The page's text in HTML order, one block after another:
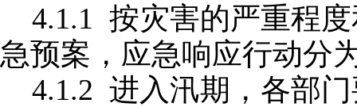
4.1.1 按灾害的严重程
急预案，应急响应行动分
4.1.2 进入汛期，各部